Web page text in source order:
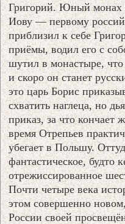
Григорий. Юный монах
Иову — первому
приблизил к себе
приёмы, водил его с
шутил в монастыре,
и скоро он станет
это царь Борис
схватить наглеца, но
приказ, за что кончает
время Отрепьев
убегает в Польшу.
фантастическое, будто
отрежиссированное
Почти четыре века
этом совершенно
России своей